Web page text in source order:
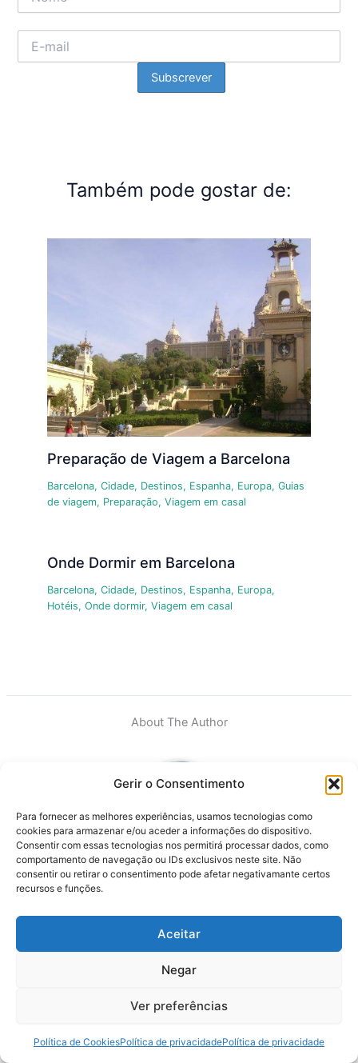
Gerir o Consentimento
Para fornecer as melhores experiências, usamos tecnologias como
cookies para armazenar e/ou aceder a informações do dispositivo.
Consentir com essas tecnologias nos permitirá processar dados, como
comportamento de navegação ou IDs exclusivos neste site. Não
consentir ou retirar o consentimento pode afetar negativamante certos
recursos e funções.
Aceitar
Negar
Ver preferências
Política de CookiesPolítica de privacidadePolítica de privacidade
Também pode gostar de:
Preparação de Viagem a Barcelona
Barcelona, Cidade, Destinos, Espanha, Europa, Guias
de viagem, Preparação, Viagem em casal
Onde Dormir em Barcelona
Barcelona, Cidade, Destinos, Espanha, Europa,
Hotéis, Onde dormir, Viagem em casal
About The Author
Lu
Sou Geógrafa e vivo em Lisboa. Viajar é uma Paixão, adoro
conhecer locais novos, a sua gastronomia, as suas gentes
e a sua cultura. Gosto de tudo relacionado com viagens,
adoro planear as minhas viagens.
PREVIOUS NEXT